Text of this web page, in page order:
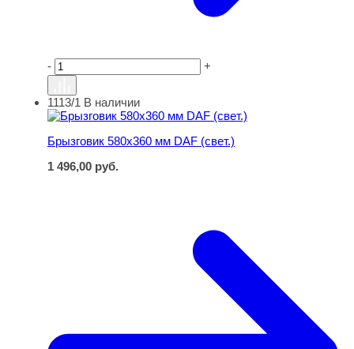
- +
Брызговик 580х360 мм DAF (свет.)
1113/1 В наличии
Брызговик 580х360 мм DAF (свет.)
1 496,00 руб.